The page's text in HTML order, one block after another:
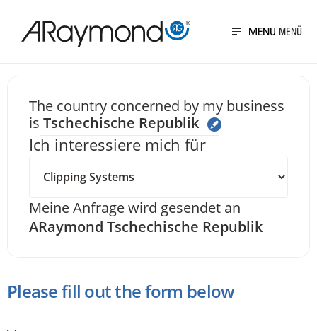
zum
MENU
Senden Sie uns
The country concerned by my business
is Tschechische Republik
Ich interessiere mich für
Meine Anfrage wird gesendet an
ARaymond Tschechische Republik
Please fill out the form below